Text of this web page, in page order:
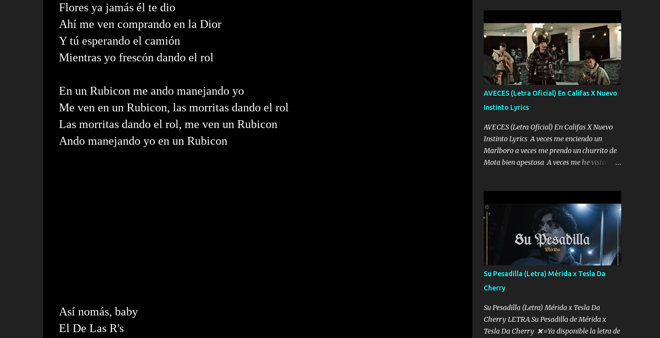
Flores ya jamás él te dio
Ahí me ven comprando en la Dior
Y tú esperando el camión
Mientras yo frescón dando el rol
En un Rubicon me ando manejando yo
Me ven en un Rubicon, las morritas dando el rol
Las morritas dando el rol, me ven un Rubicon
Ando manejando yo en un Rubicon
Así nomás, baby
El De Las R's
AVECES (Letra Oficial) En Califas X Nuevo
Instinto Lyrics
AVECES (Letra Oficial) En Califas X Nuevo
Instinto Lyrics A veces me enciendo un
Marlboro a veces me prendo un churrito de
Mota bien apestosa A veces me he visto
me mandó yo tengo el control a todos yo les
paro el dedo soy hocicon un malcriado un
malandrón Que Les importa no saben nada
falsas las risas las que me miran hay gente
corriente no quieren verte subir de level
trucha mis plebes Música A veces me pongo
un sombrero a veces me ven la cachucha de
lado con la mirada siempre en alto A veces
me fajó una super o a veces me fajó una
Glock siempre armado todas las
generaciones yo traigo El chiste es que hago
Su Pesadilla (Letra) Mérida x Tesla Da
Cherry
Su Pesadilla (Letra) Mérida x Tesla Da
Cherry LETRA Su Pesadilla de Mérida x
Tesla Da Cherry ❌⭐Ya disponible la letra de